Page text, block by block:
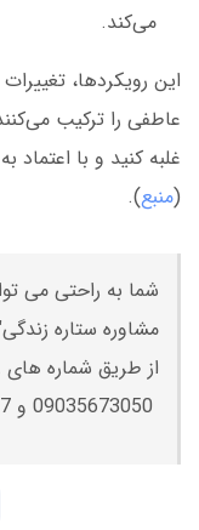
می‌کند.
این رویکردها،
عاطفی را ترکیب
غلبه کنید و با
(منبع).
شما به راحتی می
مشاوره ستاره